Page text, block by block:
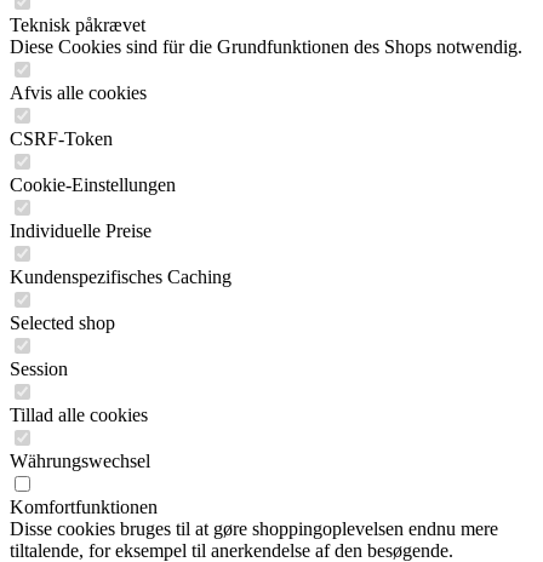
Teknisk påkrævet
Diese Cookies sind für die Grundfunktionen des Shops notwendig.
Afvis alle cookies
CSRF-Token
Cookie-Einstellungen
Individuelle Preise
Kundenspezifisches Caching
Selected shop
Session
Tillad alle cookies
Währungswechsel
Komfortfunktionen
Disse cookies bruges til at gøre shoppingoplevelsen endnu mere
tiltalende, for eksempel til anerkendelse af den besøgende.